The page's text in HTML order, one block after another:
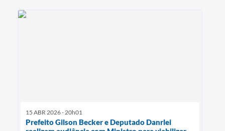
15 ABR 2026 - 20h01
Prefeito Gilson Becker e Deputado Danrlei